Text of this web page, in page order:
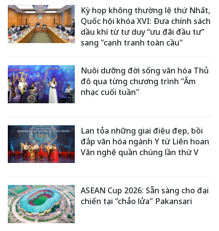
Kỳ họp không thường lệ thứ Nhất,
Quốc hội khóa XVI: Đưa chính sách
dầu khí từ tư duy “ưu đãi đầu tư”
sang "cạnh tranh toàn cầu"
Nuôi dưỡng đời sống văn hóa Thủ
đô qua từng chương trình "Âm
nhạc cuối tuần"
Lan tỏa những giai điệu đẹp, bồi
đắp văn hóa ngành Y từ Liên hoan
Văn nghệ quần chúng lần thứ V
ASEAN Cup 2026: Sẵn sàng cho đại
chiến tại "chảo lửa" Pakansari